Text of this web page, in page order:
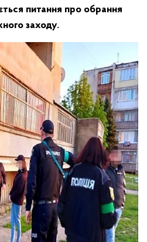
питання про обрання
заходу.